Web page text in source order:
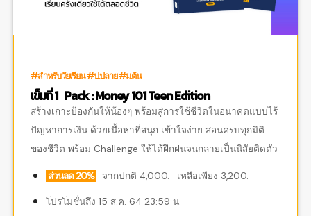
#สำหรับวัยเรียน #ป.ปลาย #ม.ต้น
เข็มที่ 1 Pack : Money 101 Teen Edition
สร้างเกาะป้องกันให้น้องๆ พร้อมสู่การใช้ชีวิตในอนาคตแบบไร้
ปัญหาการเงิน ด้วยเนื้อหาที่สนุก เข้าใจง่าย สอนครบทุกมิติ
ของชีวิต พร้อม Challenge ให้ได้ฝึกฝนจนกลายเป็นนิสัยติดตัว
ส่วนลด 20% จากปกติ 4,000.- เหลือเพียง 3,200.-
โปรโมชั่นถึง 15 ส.ค. 64 23:59 น.